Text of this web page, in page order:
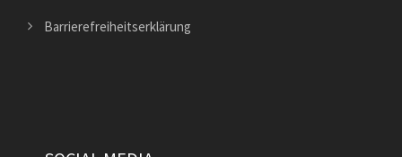
Barrierefreiheitserklärung